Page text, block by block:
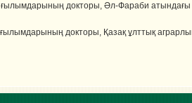
докторы, Әл-Фараби атындағы
ғылымдарының докторы, Қазақ ұлттық